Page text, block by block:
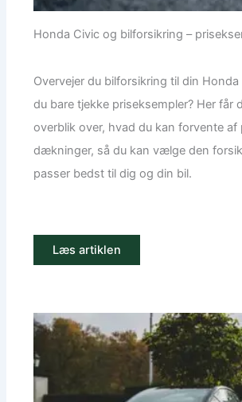
Honda Civic og bilforsikring –
Overvejer du bilforsikring til din Honda
du bare tjekke priseksempler? Her får
overblik over, hvad du kan forvente af
dækninger, så du kan vælge den
passer bedst til dig og din bil.
Læs artiklen